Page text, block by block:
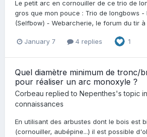
Le petit arc en cornouiller de ce trio de
gros que mon pouce : Trio de longbows -
(Selfbow) - Webarcherie, le forum du tir
January 7 4 replies 1
Quel diamètre minimum de tronc/
pour réaliser un arc monoxyle ?
Corbeau replied to Nepenthes's topic in
connaissances
En utilisant des arbustes dont le bois est
(cornouiller, aubépine...) il est possible